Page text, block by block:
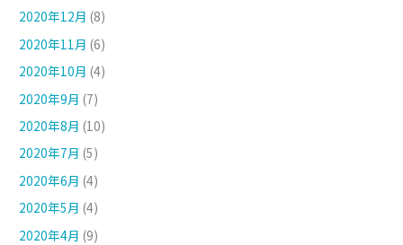
2020年12月 (8)
2020年11月 (6)
2020年10月 (4)
2020年9月 (7)
2020年8月 (10)
2020年7月 (5)
2020年6月 (4)
2020年5月 (4)
2020年4月 (9)